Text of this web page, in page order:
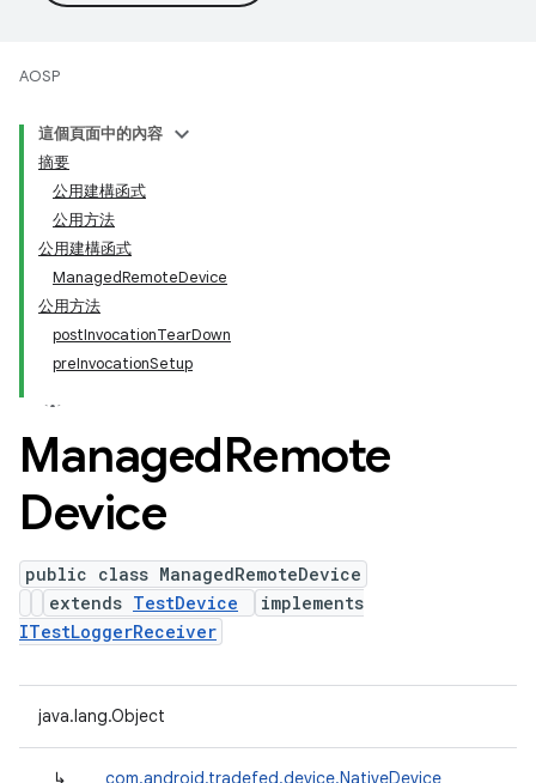
AOSP
這個頁面中的內容
摘要
公用建構函式
公用方法
公用建構函式
ManagedRemoteDevice
公用方法
postInvocationTearDown
preInvocationSetup
ManagedRemote
Device
public class ManagedRemoteDevice
extends TestDevice
implements
ITestLoggerReceiver
java.lang.Object
↳ com.android.tradefed.device.NativeDevice